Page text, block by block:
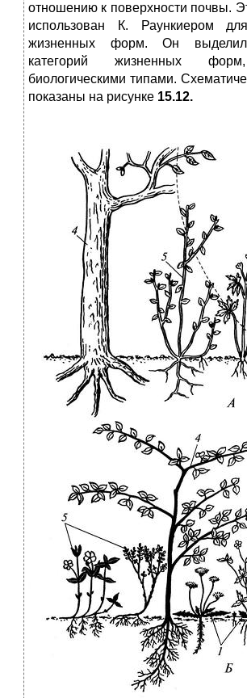
отношению к поверхности почвы.
использован К. Раункиером
жизненных форм. Он
категорий жизненных
биологическими типами.
показаны на рисунке 15.12.